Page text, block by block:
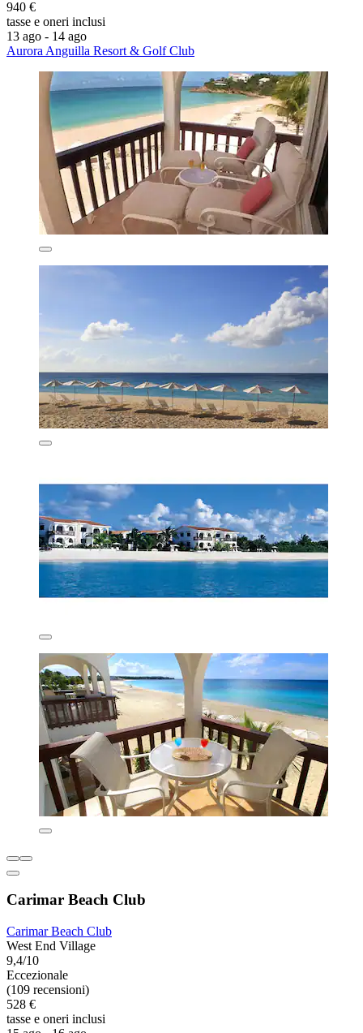
940 €
tasse e oneri inclusi
13 ago - 14 ago
Aurora Anguilla Resort & Golf Club
Carimar Beach Club
Carimar Beach Club
West End Village
9,4/10
Eccezionale
(109 recensioni)
528 €
tasse e oneri inclusi